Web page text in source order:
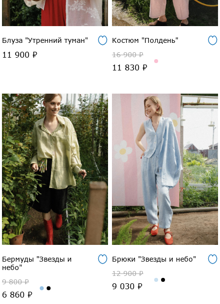
Блуза "Утренний туман"
11 900 ₽
Костюм "Полдень"
16 900 ₽
11 830 ₽
Бермуды "Звезды и
небо"
9 800 ₽
6 860 ₽
Брюки "Звезды и небо"
12 900 ₽
9 030 ₽